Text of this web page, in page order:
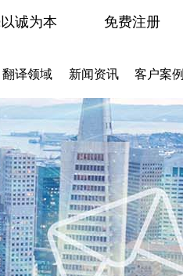
诚为本 免费注册
翻译领域 新闻资讯 客户案例